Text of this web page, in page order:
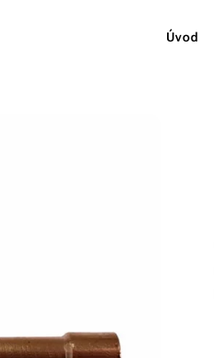
Úvod